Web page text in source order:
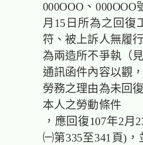
000OOO、
月15日所為之回復
符、被上訴人無履
為兩造所不爭執（
通訊函件內容以觀
勞務之理由為未回
本人之勞動條件
，應回復107年2月23
㈠第335至341頁)